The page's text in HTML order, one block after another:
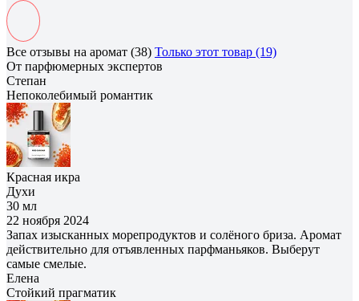
Все отзывы на аромат (38) Только этот товар (19)
От парфюмерных экспертов
Степан
Непоколебимый романтик
Красная икра
Духи
30 мл
22 ноября 2024
Запах изысканных морепродуктов и солёного бриза. Аромат
действительно для отъявленных парфманьяков. Выберут
самые смелые.
Елена
Cтойкий прагматик